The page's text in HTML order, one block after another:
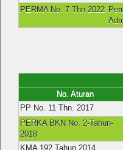
PERMA No. 7 Thn 2022
Pedoman
No. Aturan
PP No. 11 Thn. 2017
PERKA BKN No. 2-Tahun-
2018
KMA 192 Tahun 2014